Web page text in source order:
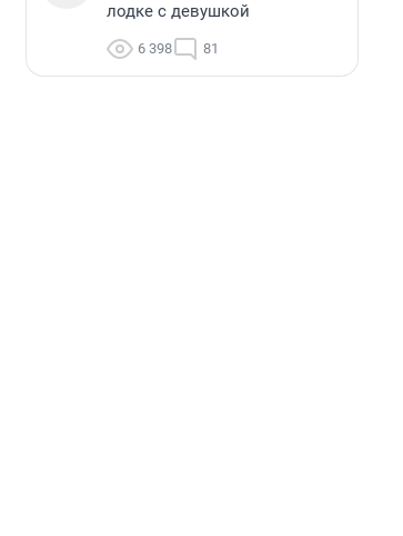
лодке с девушкой
6 398 81